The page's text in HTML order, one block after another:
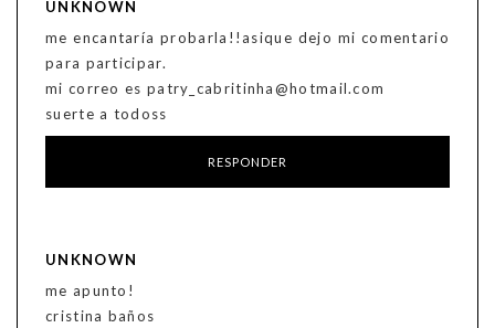
UNKNOWN
me encantaría probarla!!asique dejo mi comentario
para participar.
mi correo es patry_cabritinha@hotmail.com
suerte a todoss
RESPONDER
UNKNOWN
me apunto!
cristina baños